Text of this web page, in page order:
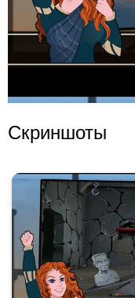
Скриншоты